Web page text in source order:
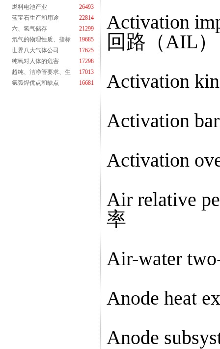
燃料电池产业
26493
蓝宝石生产和用途
22814
六、氢气储存
21299
氘气的物理性质、指标
19685
世界八大气体公司
17625
纯氧对人体的危害
17298
超纯、洁净管要求、生
17013
氩弧焊优点和缺点
16681
Activation
回路（AIL）
Activation
Activation
Activation
Air relative
率
Air-water
Anode heat
Anode